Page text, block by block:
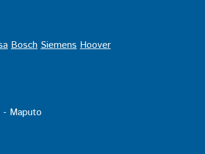
Bosch Siemens Hoover
- Maputo